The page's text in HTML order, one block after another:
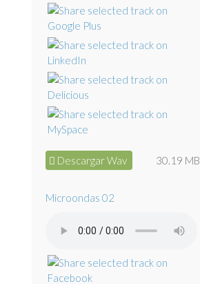
Descargar Wav 30.19 MB
Microondas 02